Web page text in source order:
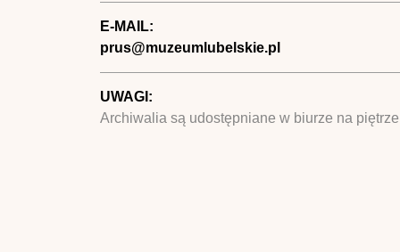
E-MAIL:
prus@muzeumlubelskie.pl
UWAGI:
Archiwalia są udostępniane w biurze na